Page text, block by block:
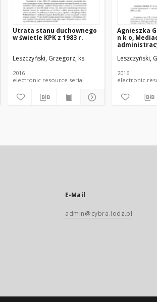
Utrata stanu duchownego
w świetle KPK z 1983 r.
Leszczyński, Grzegorz, ks.
2016
electronic resource serial
Agnieszka
n k o,
prawie
KUL 2016
Leszczyński,
2016
E-Mail
admin@cybra.lodz.pl